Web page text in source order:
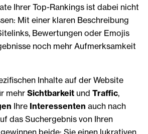
Ihrer Top-Rankings ist dabei nicht
Mit einer klaren Beschreibung
Bewertungen oder Emojis
noch mehr Aufmerksamkeit
Inhalte auf der Website
mehrSichtbarkeit und Traffic,
Ihre Interessenten auch nach
das Suchergebnis von Ihren
beide: Sie einen lukrativen